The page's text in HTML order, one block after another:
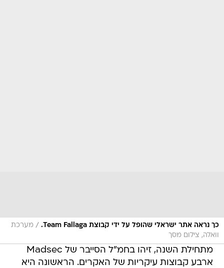
כך נראה אתר ישראלי שהופל על ידי קבוצת Team Fallaga. / מערכת
וואלה, צילום מסך
מתחילת השנה, זיהו בחמ"ל הסייבר של Madsec
ארבע קבוצות עיקריות של האקרים. הראשונה היא